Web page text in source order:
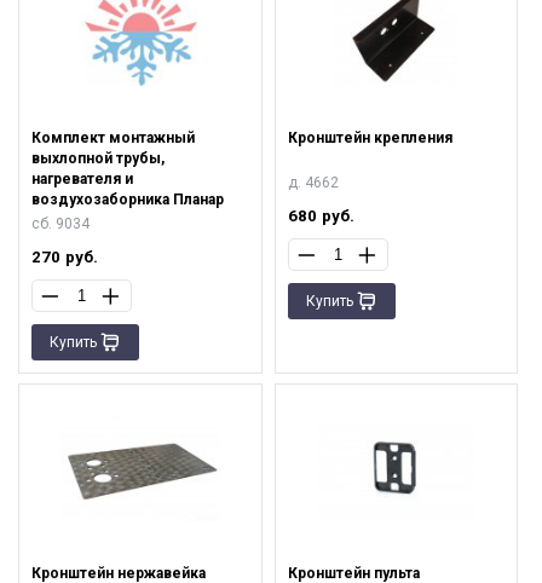
Комплект монтажный
выхлопной трубы,
нагревателя и
воздухозаборника Планар
сб. 9034
270 руб.
Купить
Кронштейн крепления
д. 4662
680 руб.
Купить
Кронштейн нержавейка
Кронштейн пульта